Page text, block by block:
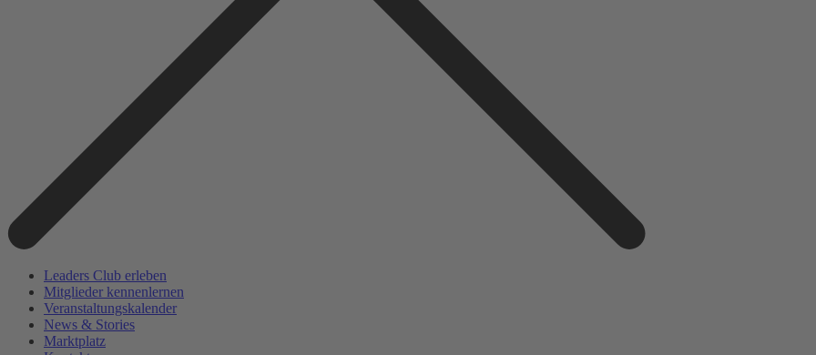
Leaders Club erleben
Mitglieder kennenlernen
Veranstaltungskalender
News & Stories
Marktplatz